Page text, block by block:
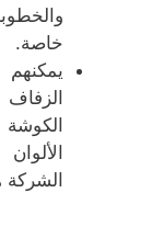
خاصة.
الشركة